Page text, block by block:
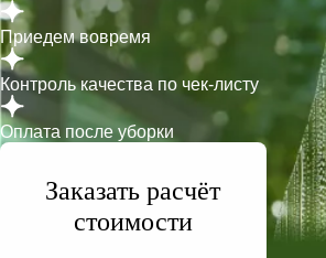
Приедем вовремя
Контроль качества по чек-листу
Оплата после уборки
Заказать расчёт
стоимости